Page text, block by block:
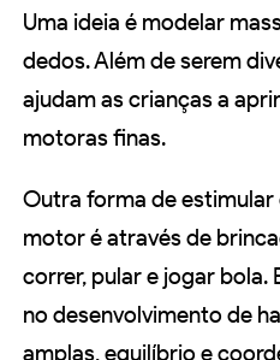
Uma ideia é modelar
dedos. Além de serem
ajudam as crianças a
motoras finas.
Outra forma de
motor é através de
correr, pular e jogar bola.
no desenvolvimento de
amplas, equilíbrio e